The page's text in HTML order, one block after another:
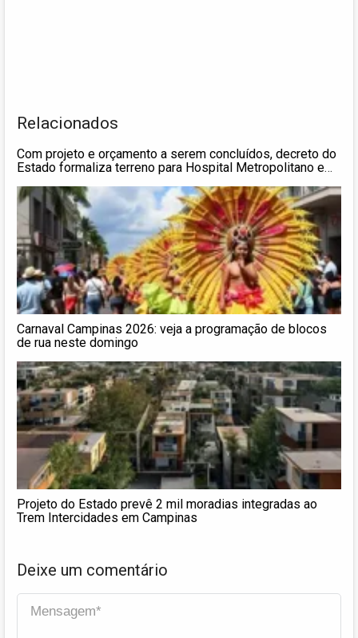
Relacionados
Com projeto e orçamento a serem concluídos, decreto do
Estado formaliza terreno para Hospital Metropolitano em
Carnaval Campinas 2026: veja a programação de blocos
de rua neste domingo
Projeto do Estado prevê 2 mil moradias integradas ao
Trem Intercidades em Campinas
Deixe um comentário